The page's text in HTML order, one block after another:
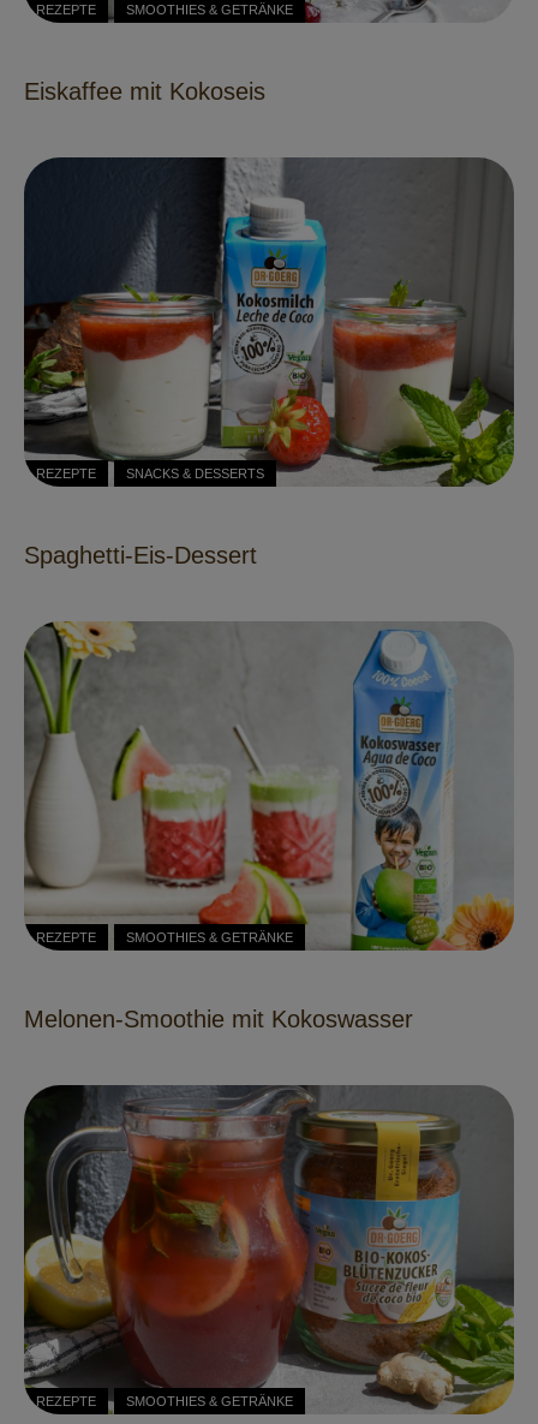
REZEPTE SMOOTHIES & GETRÄNKE
Eiskaffee mit Kokoseis
REZEPTE SNACKS & DESSERTS
Spaghetti-Eis-Dessert
REZEPTE SMOOTHIES & GETRÄNKE
Melonen-Smoothie mit Kokoswasser
REZEPTE SMOOTHIES & GETRÄNKE